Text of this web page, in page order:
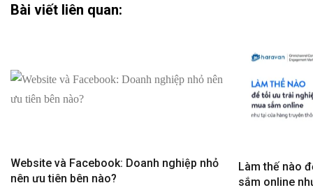
Bài viết liên quan:
Website và Facebook: Doanh nghiệp nhỏ
nên ưu tiên bên nào?
Làm thế nào
sắm online